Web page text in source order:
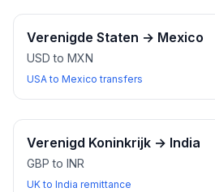
Verenigde Staten → Mexico
USD to MXN
USA to Mexico transfers
Verenigd Koninkrijk → India
GBP to INR
UK to India remittance